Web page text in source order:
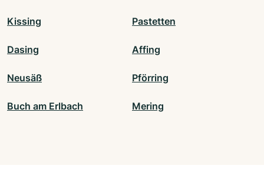
Kissing Pastetten
Dasing Affing
Neusäß Pförring
Buch am Erlbach Mering